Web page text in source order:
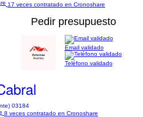
17 veces contratado en Cronoshare
Pedir presupuesto
03184
Email validado
Teléfono validado
8 veces contratado en Cronoshare